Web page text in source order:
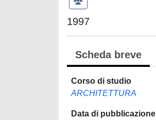
1997
Scheda breve
Corso di studio
ARCHITETTURA
Data di pubblicazione